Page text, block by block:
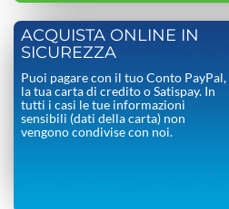
ACQUISTA ONLINE IN
SICUREZZA
Puoi pagare con il tuo Conto PayPal,
la tua carta di credito o Satispay. In
tutti i casi le tue informazioni
sensibili (dati della carta) non
vengono condivise con noi.